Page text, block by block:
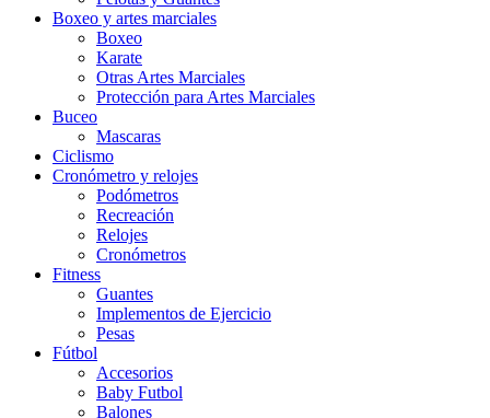
Boxeo y artes marciales
Boxeo
Karate
Otras Artes Marciales
Protección para Artes Marciales
Buceo
Mascaras
Ciclismo
Cronómetro y relojes
Podómetros
Recreación
Relojes
Cronómetros
Fitness
Guantes
Implementos de Ejercicio
Pesas
Fútbol
Accesorios
Baby Futbol
Balones